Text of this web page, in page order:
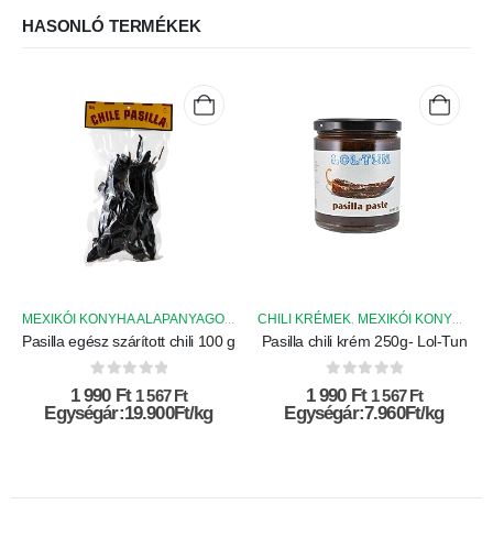
HASONLÓ TERMÉKEK
SZÁRÍTOTT CHILI PAPRIKÁK
Pasilla egész szárított chili 100 g
0az 5-ből
1 990 Ft 1 567 Ft
Egységár:19.900Ft/kg
CHILI KRÉMEK MEXIKÓI KONYHA ALAPANYAGOK
Pasilla chili krém 250g- Lol-Tun
0az 5-ből
1 990 Ft 1 567 Ft
Egységár:7.960Ft/kg